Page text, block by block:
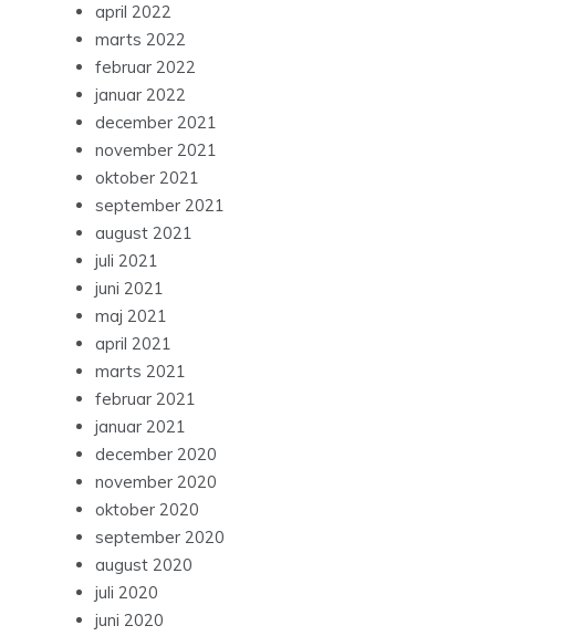
april 2022
marts 2022
februar 2022
januar 2022
december 2021
november 2021
oktober 2021
september 2021
august 2021
juli 2021
juni 2021
maj 2021
april 2021
marts 2021
februar 2021
januar 2021
december 2020
november 2020
oktober 2020
september 2020
august 2020
juli 2020
juni 2020